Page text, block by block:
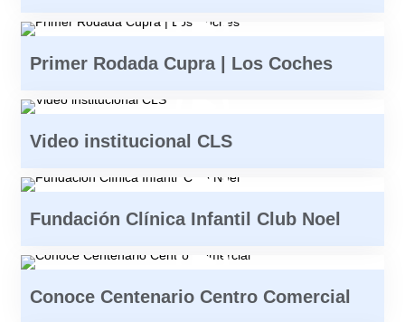
Primer Rodada Cupra | Los Coches
Video institucional CLS
Fundación Clínica Infantil Club Noel
Conoce Centenario Centro Comercial